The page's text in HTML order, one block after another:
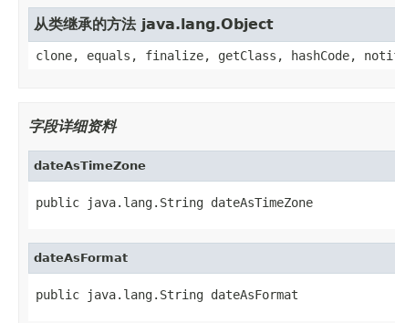
从类继承的方法 java.lang.Object
clone, equals, finalize, getClass, hashCode,
字段详细资料
dateAsTimeZone
public java.lang.String dateAsTimeZone
dateAsFormat
public java.lang.String dateAsFormat